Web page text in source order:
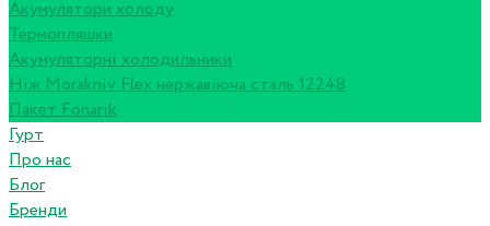
Акумулятори холоду
Термопляшки
Акумуляторні холодильники
Ніж Morakniv Flex нержавіюча сталь 12248
Пакет Fonarik
Гурт
Про нас
Блог
Бренди